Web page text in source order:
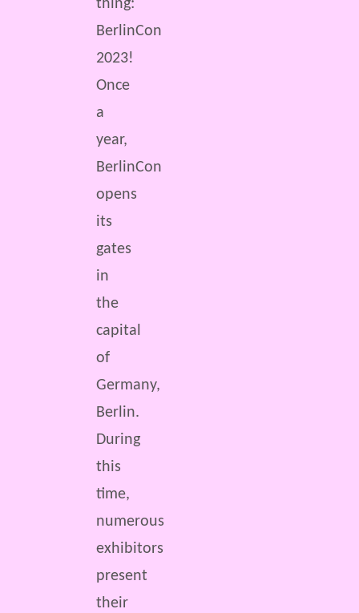
thing:
BerlinCon
2023!
Once
a
year,
BerlinCon
opens
its
gates
in
the
capital
of
Germany,
Berlin.
During
this
time,
numerous
exhibitors
present
their